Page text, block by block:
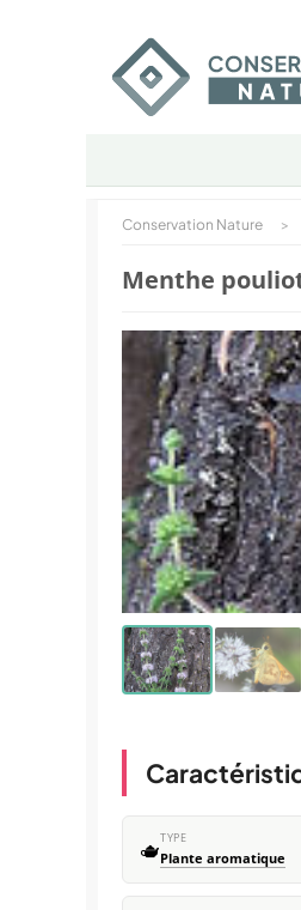
Conservation Nature >
Menthe
🫖TYPE
Plante aromatique